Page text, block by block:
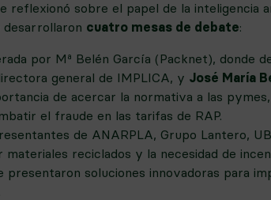
reflexionó sobre el papel de la inteligencia
desarrollaron cuatro mesas de debate:
por Mª Belén García (Packnet), donde
general de IMPLICA, y José María
de acercar la normativa a las
el fraude en las tarifas de RAP.
de ANARPLA, Grupo Lantero,
reciclados y la necesidad de
presentaron soluciones innovadoras para